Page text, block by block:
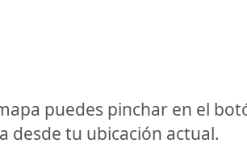
puedes pinchar en el
desde tu ubicación actual.